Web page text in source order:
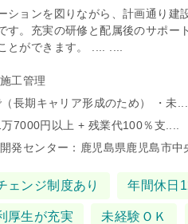
ションを図りながら、計画通り建
す。充実の研修と配属後のサポー
とができます。 .... ....
工管理
長期キャリア形成のため） ・未....
7000円以上 + 残業代100％支....
発センター：鹿児島県鹿児島市中
ェンジ制度あり 年間休日
厚生が充実 未経験ＯＫ